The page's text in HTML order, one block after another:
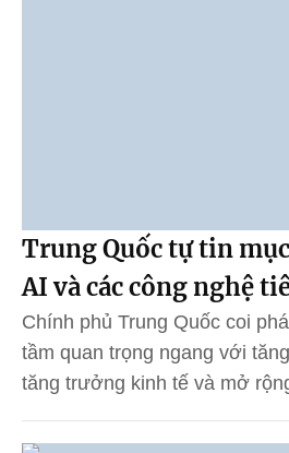
Trung Quốc tự tin
AI và các công nghệ
Chính phủ Trung Quốc coi
tầm quan trọng ngang với
tăng trưởng kinh tế và mở